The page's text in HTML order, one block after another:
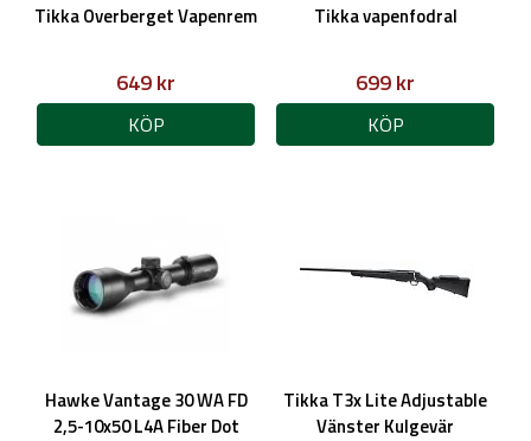
Tikka Overberget Vapenrem
649 kr
KÖP
Tikka vapenfodral
699 kr
KÖP
Hawke Vantage 30 WA FD
2,5-10x50 L4A Fiber Dot
Tikka T3x Lite Adjustable
Vänster Kulgevär